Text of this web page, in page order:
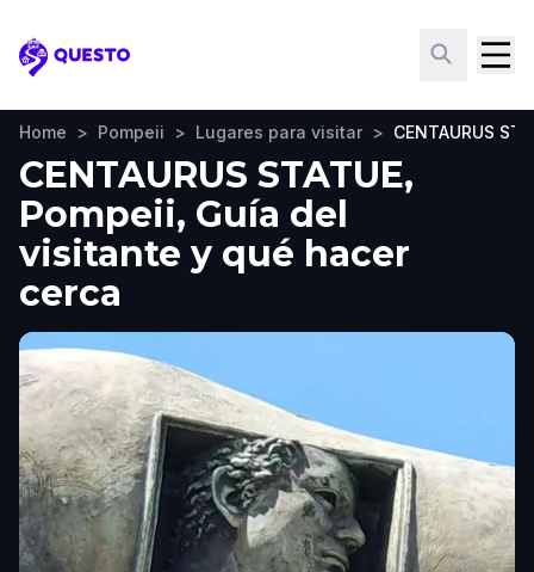
Questo
Home > Pompeii > Lugares para visitar > CENTAURUS
CENTAURUS STATUE,
Pompeii, Guía del
visitante y qué hacer
cerca